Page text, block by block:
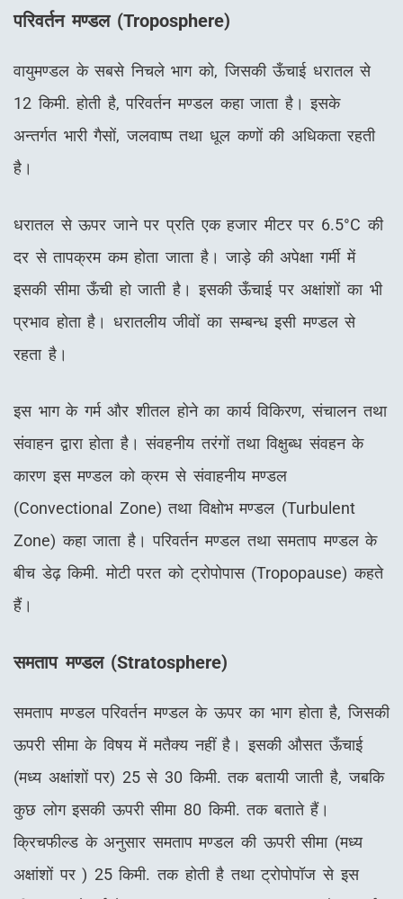
परिवर्तन मण्डल (Troposphere)
वायुमण्डल के सबसे निचले भाग को, जिसकी ऊँचाई धरातल से
12 किमी. होती है, परिवर्तन मण्डल कहा जाता है। इसके
अन्तर्गत भारी गैसों, जलवाष्प तथा धूल कणों की अधिकता रहती
है।
धरातल से ऊपर जाने पर प्रति एक हजार मीटर पर 6.5°C की
दर से तापक्रम कम होता जाता है। जाड़े की अपेक्षा गर्मी में
इसकी सीमा ऊँची हो जाती है। इसकी ऊँचाई पर अक्षांशों का भी
प्रभाव होता है। धरातलीय जीवों का सम्बन्ध इसी मण्डल से
रहता है।
इस भाग के गर्म और शीतल होने का कार्य विकिरण, संचालन तथा
संवाहन द्वारा होता है। संवहनीय तरंगों तथा विक्षुब्ध संवहन के
कारण इस मण्डल को क्रम से संवाहनीय मण्डल
(Convectional Zone) तथा विक्षोभ मण्डल (Turbulent
Zone) कहा जाता है। परिवर्तन मण्डल तथा समताप मण्डल के
बीच डेढ़ किमी. मोटी परत को ट्रोपोपास (Tropopause) कहते
हैं।
समताप मण्डल (Stratosphere)
समताप मण्डल परिवर्तन मण्डल के ऊपर का भाग होता है, जिसकी
ऊपरी सीमा के विषय में मतैक्य नहीं है। इसकी औसत ऊँचाई
(मध्य अक्षांशों पर) 25 से 30 किमी. तक बतायी जाती है, जबकि
कुछ लोग इसकी ऊपरी सीमा 80 किमी. तक बताते हैं।
क्रिचफील्ड के अनुसार समताप मण्डल की ऊपरी सीमा (मध्य
अक्षांशों पर ) 25 किमी. तक होती है तथा ट्रोपोपॉज से इस